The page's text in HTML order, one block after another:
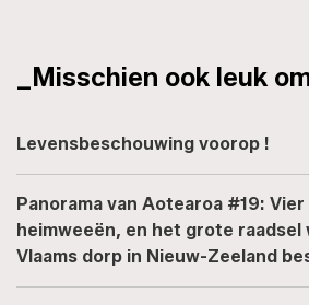
_Misschien ook leuk
Levensbeschouwing voorop !
Panorama van Aotearoa #19:
heimweeën, en het grote raadsel
Vlaams dorp in Nieuw-Zeeland